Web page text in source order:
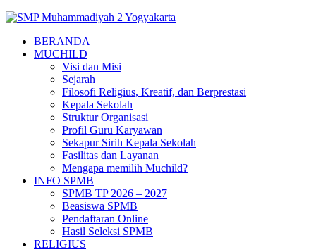
BERANDA
MUCHILD
Visi dan Misi
Sejarah
Filosofi Religius, Kreatif, dan Berprestasi
Kepala Sekolah
Struktur Organisasi
Profil Guru Karyawan
Sekapur Sirih Kepala Sekolah
Fasilitas dan Layanan
Mengapa memilih Muchild?
INFO SPMB
SPMB TP 2026 – 2027
Beasiswa SPMB
Pendaftaran Online
Hasil Seleksi SPMB
RELIGIUS